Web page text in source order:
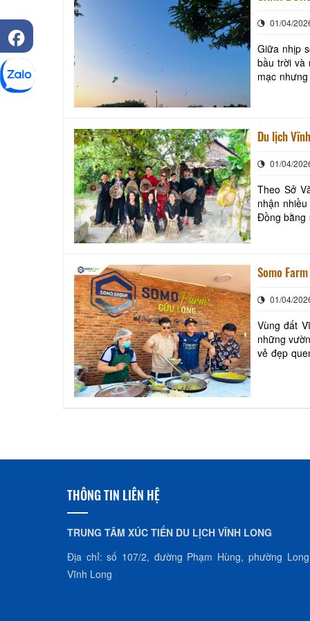
01/04/
Giữa nhịp
bầu trời và
mạc
01/04/
Theo Sở
nhận
Đồng bằng
Somo
01/04/
Vùng đất
những
vẻ đẹp
THÔNG TIN LIÊN HỆ
TRUNG TÂM XÚC TIẾN DU LỊCH VĨNH LONG
Địa chỉ: số 107/2, đường Phạm Hùng, phường
Vĩnh Long